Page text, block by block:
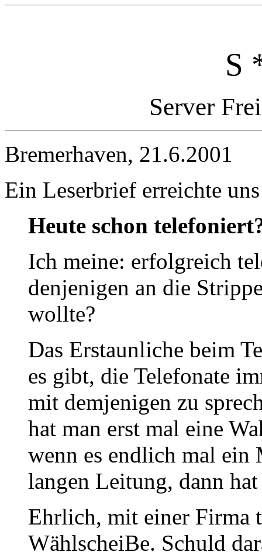
S
Server
Bremerhaven, 21.6.2001
Ein Leserbrief erreichte
Heute schon
Ich meine: erfolgreich
denjenigen an die
wollte?
Das Erstaunliche beim
es gibt, die Telefonate
mit demjenigen zu
hat man erst mal eine
wenn es endlich mal ein
langen Leitung, dann
Ehrlich, mit einer Firma
WählscheiBe. Schuld